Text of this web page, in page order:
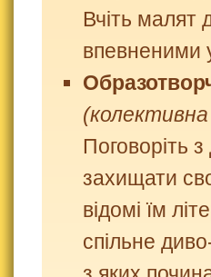
Вчіть малят
впевненими
Поговоріть
захищати
відомі їм
спільне